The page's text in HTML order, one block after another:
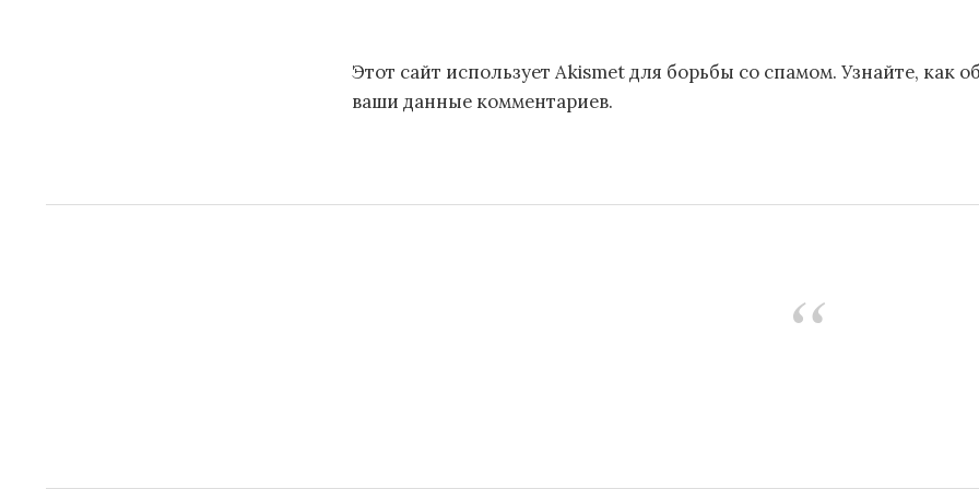
Этот сайт использует Akismet для борьбы со спамом. Узнайте, как
ваши данные комментариев.